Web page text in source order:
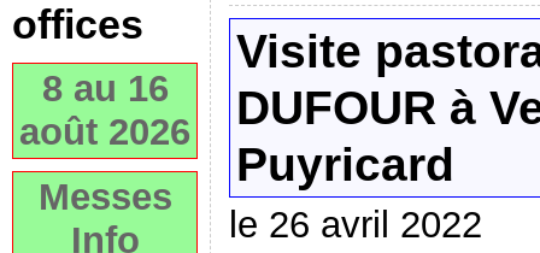
offices
8 au 16
août 2026
Messes
Info
Visite
DUFOUR à
Puyricard
le 26 avril 2022